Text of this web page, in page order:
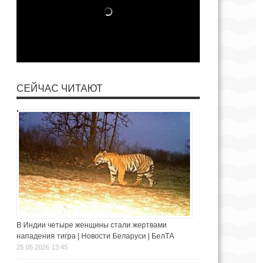
СЕЙЧАС ЧИТАЮТ
В Индии четыре женщины стали жертвами
нападения тигра | Новости Беларуси | БелТА
25.05.2026 13:45